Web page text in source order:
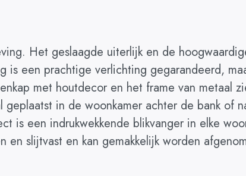
Het geslaagde uiterlijk en de
een prachtige verlichting gegarandeerd,
met houtdecor en het frame van metaal
in de woonkamer achter de bank of
is een indrukwekkende blikvanger in elke
slijtvast en kan gemakkelijk worden